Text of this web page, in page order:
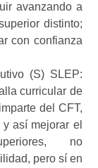
avanzando a
distinto;
con confianza
(S) SLEP:
curricular de
del CFT,
así mejorar el
no
pero sí en